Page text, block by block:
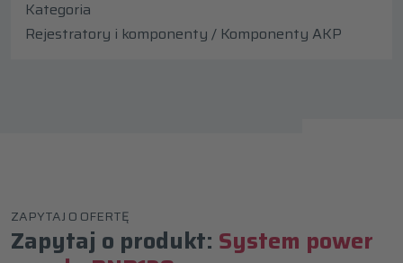
Kategoria
Rejestratory i komponenty / Komponenty AKP
ZAPYTAJ O OFERTĘ
Zapytaj o produkt: System power